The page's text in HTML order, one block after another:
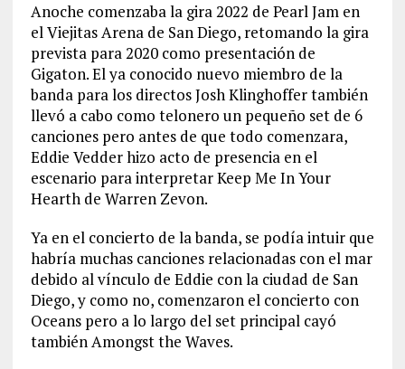
Anoche comenzaba la gira 2022 de Pearl Jam en
el Viejitas Arena de San Diego, retomando la gira
prevista para 2020 como presentación de
Gigaton. El ya conocido nuevo miembro de la
banda para los directos Josh Klinghoffer también
llevó a cabo como telonero un pequeño set de 6
canciones pero antes de que todo comenzara,
Eddie Vedder hizo acto de presencia en el
escenario para interpretar Keep Me In Your
Hearth de Warren Zevon.
Ya en el concierto de la banda, se podía intuir que
habría muchas canciones relacionadas con el mar
debido al vínculo de Eddie con la ciudad de San
Diego, y como no, comenzaron el concierto con
Oceans pero a lo largo del set principal cayó
también Amongst the Waves.